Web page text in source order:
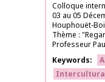
Colloque
03 au 05
Houphouët-
Thème :
Professeur
Keywords